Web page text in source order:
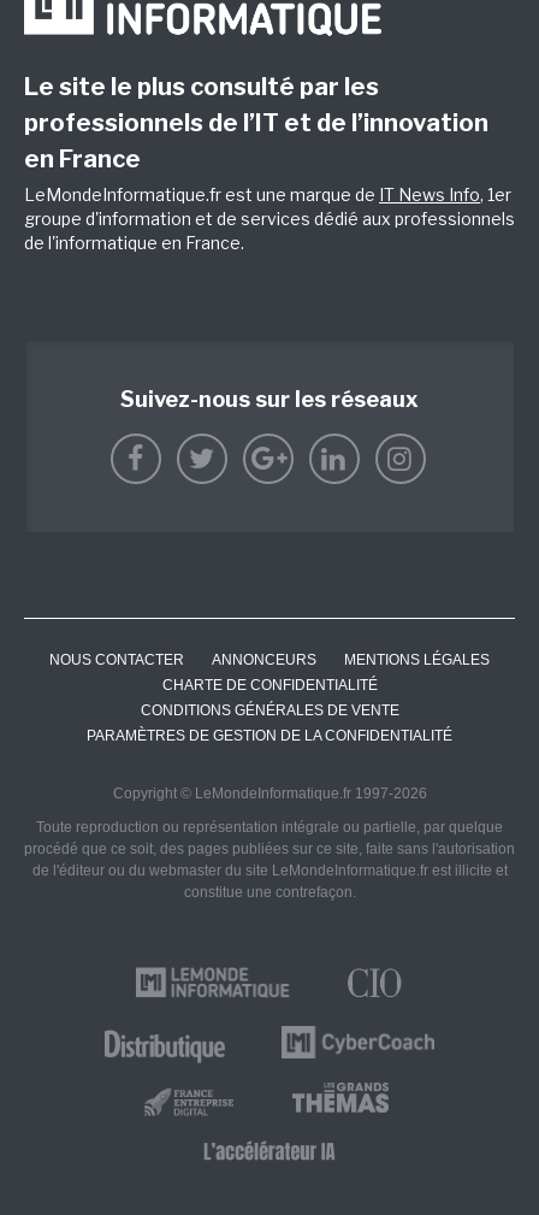
Le site le plus consulté par les
professionnels de l’IT et de l’innovation
en France
LeMondeInformatique.fr est une marque de IT News Info, 1er
groupe d'information et de services dédié aux professionnels
de l'informatique en France.
Suivez-nous sur les réseaux
NOUS CONTACTER ANNONCEURS
MENTIONS LÉGALES
CHARTE DE CONFIDENTIALITÉ
CONDITIONS GÉNÉRALES DE VENTE
PARAMÈTRES DE GESTION DE LA CONFIDENTIALITÉ
Copyright © LeMondeInformatique.fr 1997-2026
Toute reproduction ou représentation intégrale ou partielle, par quelque
procédé que ce soit, des pages publiées sur ce site, faite sans l'autorisation
de l'éditeur ou du webmaster du site LeMondeInformatique.fr est illicite et
constitue une contrefaçon.